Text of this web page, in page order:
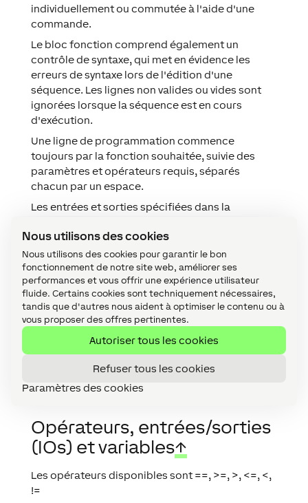
Nous utilisons des cookies
Nous utilisons des cookies pour garantir le bon
fonctionnement de notre site web, améliorer ses
performances et vous offrir une expérience utilisateur
fluide. Certains cookies sont techniquement nécessaires,
tandis que d'autres nous aident à optimiser le contenu ou à
vous proposer des offres pertinentes.
Autoriser tous les cookies
Refuser tous les cookies
Paramètres des cookies
individuellement ou commutée à l'aide d'une
commande.
Le bloc fonction comprend également un
contrôle de syntaxe, qui met en évidence les
erreurs de syntaxe lors de l'édition d'une
séquence. Les lignes non valides ou vides sont
ignorées lorsque la séquence est en cours
d'exécution.
Une ligne de programmation commence
toujours par la fonction souhaitée, suivie des
paramètres et opérateurs requis, séparés
chacun par un espace.
Les entrées et sorties spécifiées dans la
interrogées.
Si une entrée est connectée à la logique, la
dernière valeur définie est valide. Les
modifications apportées à l'entrée écrasent la
valeur définie par une séquence.
Les commandes prises en charge par le bloc
AQ1 = AI2 * 3).
Opérateurs, entrées/sorties
(IOs) et variables↑
Les opérateurs disponibles sont ==, >=, >, <=, <,
!=